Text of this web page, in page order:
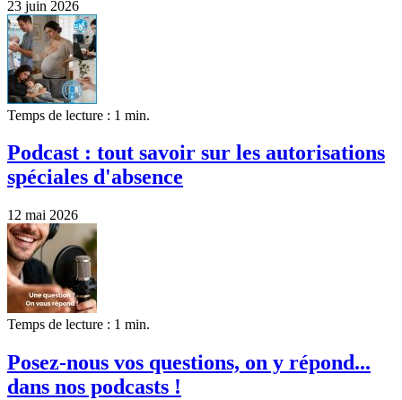
23 juin 2026
Temps de lecture : 1 min.
Podcast : tout savoir sur les autorisations
spéciales d'absence
12 mai 2026
Temps de lecture : 1 min.
Posez-nous vos questions, on y répond...
dans nos podcasts !